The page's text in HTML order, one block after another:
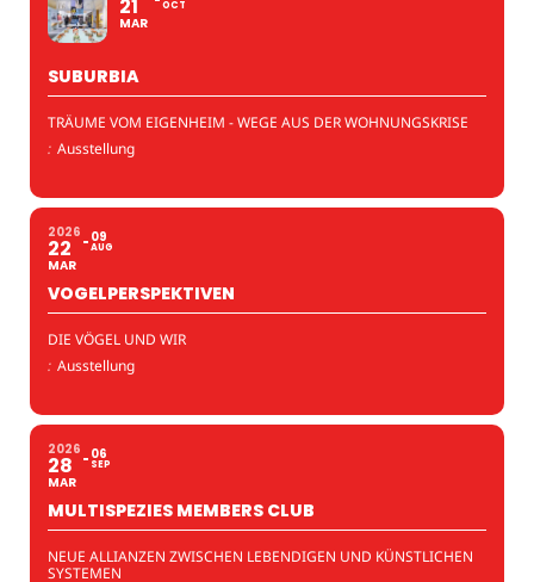
21
MAR
OCT
SUBURBIA
TRÄUME VOM EIGENHEIM - WEGE AUS DER WOHNUNGSKRISE
: Ausstellung
2026
22
MAR
09
AUG
VOGELPERSPEKTIVEN
DIE VÖGEL UND WIR
: Ausstellung
2026
28
MAR
06
SEP
MULTISPEZIES MEMBERS CLUB
NEUE ALLIANZEN ZWISCHEN LEBENDIGEN UND KÜNSTLICHEN
SYSTEMEN